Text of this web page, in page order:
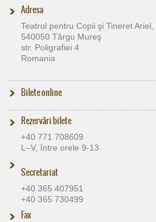
Adresa
Teatrul pentru Copii şi Tineret
540050 Târgu Mureş
str. Poligrafiei 4
Romania
Bilete online
Rezervări bilete
+40 771 708609
L–V, între orele 9-13
Secretariat
+40 365 407951
+40 365 730499
Fax